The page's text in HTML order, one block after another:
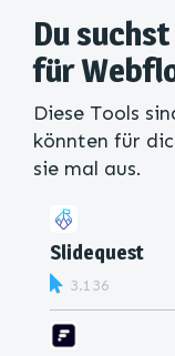
Du
für
Diese Tools
könnten für
sie mal aus.
Slidequest
3.136